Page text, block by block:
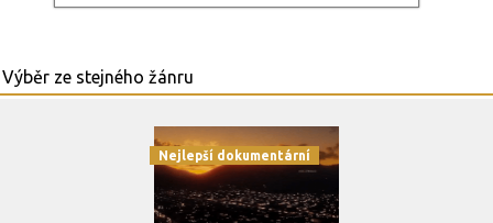
Nejlepší dokumentární